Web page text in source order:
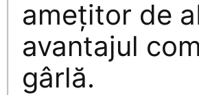
ameţitor de
avantajul
gârlă.